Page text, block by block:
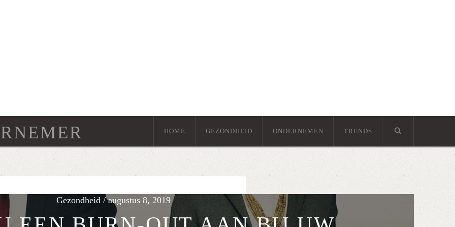
HOME GEZONDHEID ONDERNEMEN TRENDS
Gezondheid / augustus 8, 2019